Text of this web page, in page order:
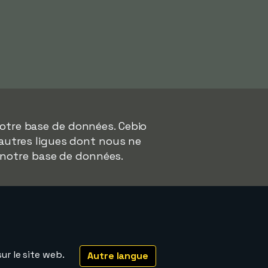
base de données. Cebio
ligues dont nous ne
base de données.
Autre langue
le site web.